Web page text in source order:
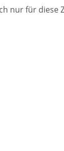
nur für diese